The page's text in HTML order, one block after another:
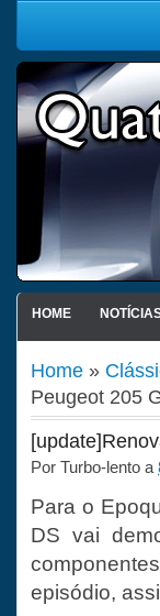
HOME
Home »
Peugeot 205
Por Turbo-lento a
Para o
DS vai
episódio,